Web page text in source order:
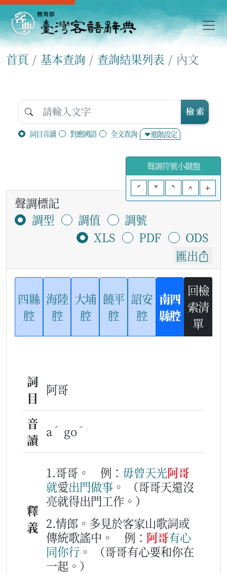
首頁 基本查詢 查詢結果列表 內文
詞目音讀 對應國語 全文查詢 進階設定
檢 索
聲調符號小鍵盤
ˊ
ˇ ˋ ^ +
聲調標記
調型
調值
調號
XLS
PDF
ODS
匯出
四縣
腔
海陸
腔
大埔
腔
饒平
腔
詔安
腔
南四
縣腔
回檢
索清
單
詞
目
阿哥
音
讀
a ˊ go ˊ
釋
義
1.哥哥。 例： 毋曾天光阿哥
就愛出門做事 。
（哥哥天還沒
亮就得出門工作。）
2.情郎。多見於客家山歌詞或
傳統歌謠中。
例： 阿哥有心
同你行 。
（哥哥有心要和你在
一起。）